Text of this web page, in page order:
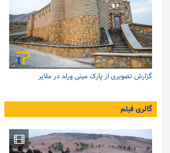
گزارش تصویری از پارک مینی ورلد در ملایر
گالری فیلم